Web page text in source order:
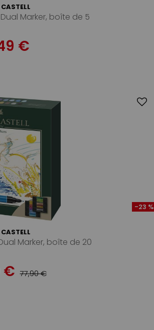
Marker, boîte de 5
€
-23 %
Marker, boîte de 20
€ 77,90 €